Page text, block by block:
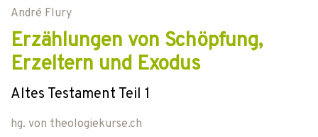
André Flury
Erzählungen von Schöpfung,
Erzeltern und Exodus
Altes Testament Teil 1
hg. von theologiekurse.ch